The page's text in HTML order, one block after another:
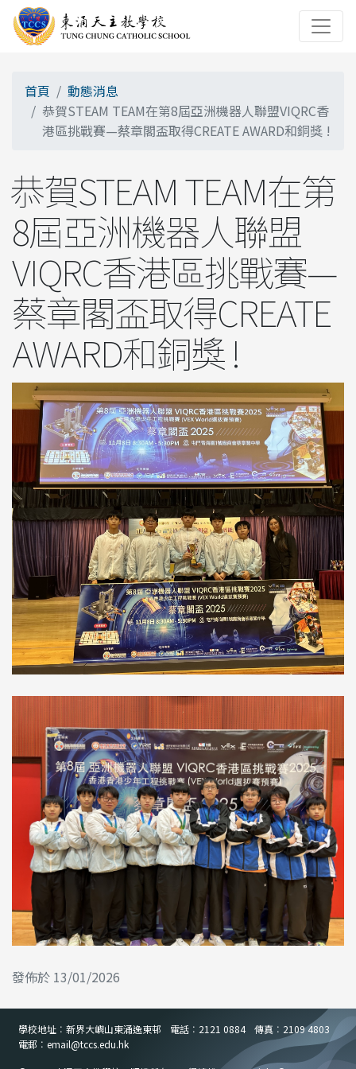
首頁
動態消息
恭賀STEAM TEAM在第8屆亞洲機器人聯盟VIQRC香
港區挑戰賽—蔡章閣盃取得CREATE AWARD和銅獎 !
恭賀STEAM TEAM在第
8屆亞洲機器人聯盟
VIQRC香港區挑戰賽—
蔡章閣盃取得CREATE
AWARD和銅獎 !
發佈於 13/01/2026
學校地址︰新界大嶼山東涌逸東邨 電話︰2121 0884
傳真︰2109 4803
電郵︰email@tccs.edu.hk